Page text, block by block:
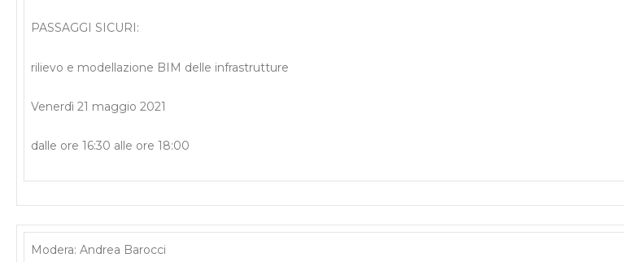
PASSAGGI SICURI:
rilievo e modellazione BIM delle infrastrutture
Venerdì 21 maggio 2021
dalle ore 16:30 alle ore 18:00
Modera: Andrea Barocci